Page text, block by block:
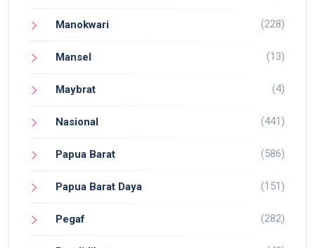
Manokwari (228)
Mansel (13)
Maybrat (4)
Nasional (441)
Papua Barat (586)
Papua Barat Daya (151)
Pegaf (282)